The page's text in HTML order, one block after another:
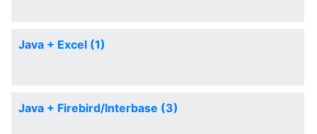
Java + Excel (1)
Java + Firebird/Interbase (3)